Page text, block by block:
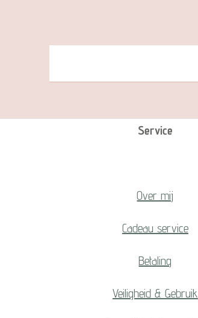
Service
Over mij
Cadeau service
Betaling
Veiligheid & Gebruik